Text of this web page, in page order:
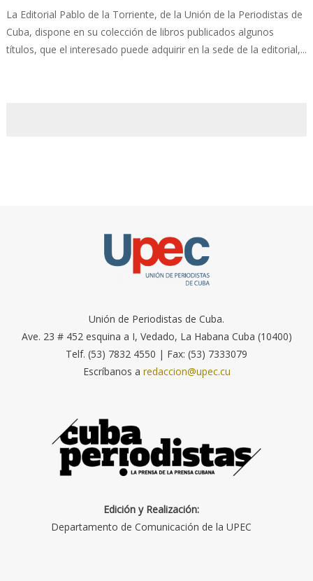
La Editorial Pablo de la Torriente, de la Unión de la Periodistas de
Cuba, dispone en su colección de libros publicados algunos
títulos, que el interesado puede adquirir en la sede de la editorial,...
Unión de Periodistas de Cuba.
Ave. 23 # 452 esquina a I, Vedado, La Habana Cuba (10400)
Telf. (53) 7832 4550 | Fax: (53) 7333079
Escríbanos a redaccion@upec.cu
Edición y Realización:
Departamento de Comunicación de la UPEC